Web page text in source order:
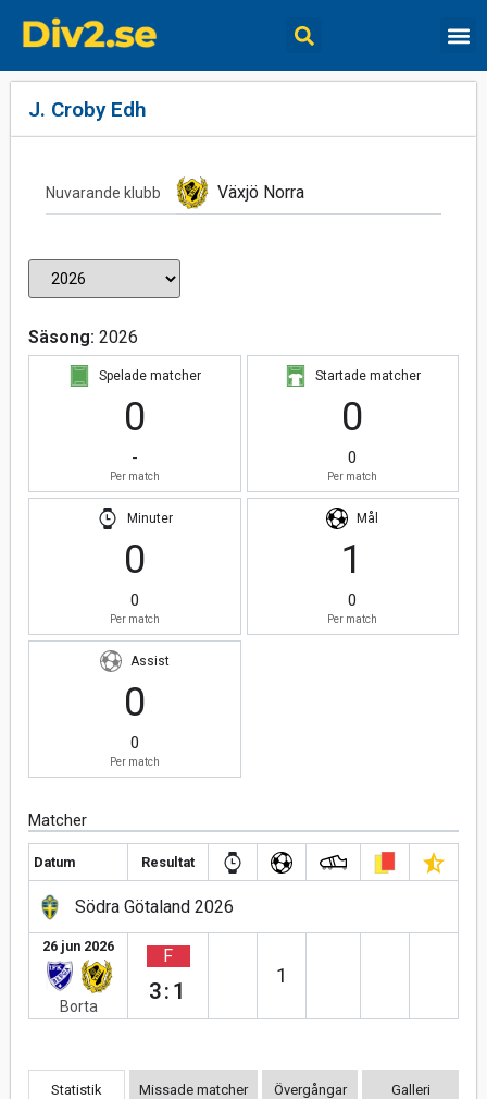
J. Croby Edh
Nuvarande klubb Växjö Norra
Säsong: 2026
Spelade matcher
0
-
Per match
Startade matcher
0
0
Per match
Minuter
0
0
Per match
Mål
1
0
Per match
Assist
0
0
Per match
Matcher
Datum Resultat
Södra Götaland 2026
26 jun 2026
Borta
F
3:1
1
Statistik Missade matcher Övergångar Galleri